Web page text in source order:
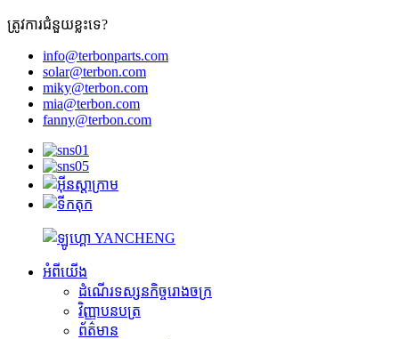
ត្រូវការជំនួយខ្លះទេ?
info@terbonparts.com
solar@terbon.com
miky@terbon.com
mia@terbon.com
fanny@terbon.com
អំពីយើង
ដំណើរទស្សនកិច្ចរោងចក្រ
វិញ្ញាបនបត្រ
ព័ត៌មាន